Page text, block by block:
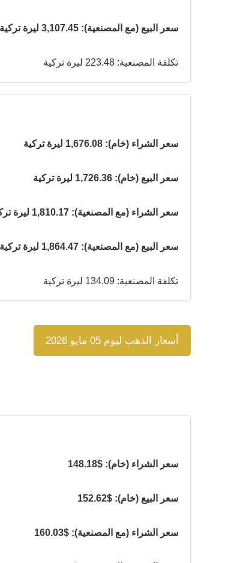
سعر البيع (مع المصنعية): 3,107.45 ليرة تركية
تكلفة المصنعية: 223.48 ليرة تركية
سعر الشراء (خام): 1,676.08 ليرة تركية
سعر البيع (خام): 1,726.36 ليرة تركية
سعر الشراء (مع المصنعية): 1,810.17 ليرة تركية
سعر البيع (مع المصنعية): 1,864.47 ليرة تركية
تكلفة المصنعية: 134.09 ليرة تركية
أسعار الذهب ليوم 05 مايو 2026
سعر الشراء (خام): $148.18
سعر البيع (خام): $152.62
سعر الشراء (مع المصنعية): $160.03